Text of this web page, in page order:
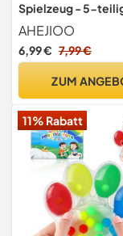
Spielzeug - 5-
für Kinder und
Fidget Toys für
Konzentration und
AHEJIOO
6,99 € 7,99 €
ZUM
11% Rabatt